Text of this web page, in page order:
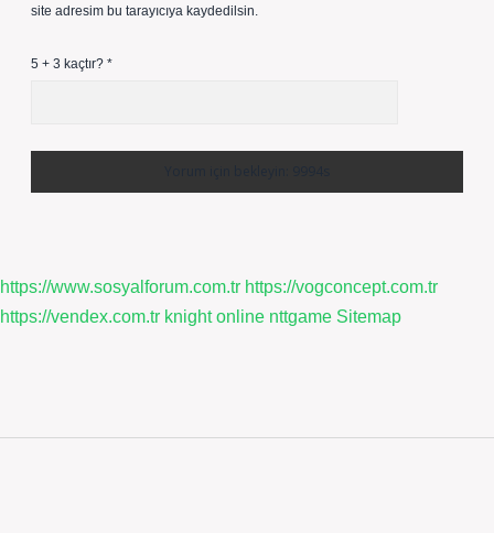
site adresim bu tarayıcıya kaydedilsin.
5 + 3 kaçtır? *
https://www.sosyalforum.com.tr https://vogconcept.com.tr
https://vendex.com.tr knight online nttgame Sitemap